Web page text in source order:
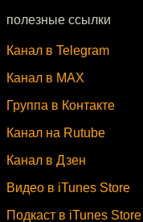
полезные ссылки
Канал в Telegram
Канал в MAX
Группа в Контакте
Канал на Rutube
Канал в Дзен
Видео в iTunes Store
Подкаст в iTunes Store